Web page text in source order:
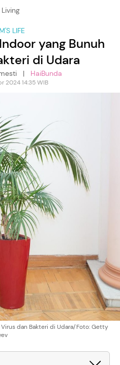
LIFE
yang Bunuh
di Udara
| HaiBunda
2024 14:35 WIB
dan Bakteri di Udara/Foto: Getty